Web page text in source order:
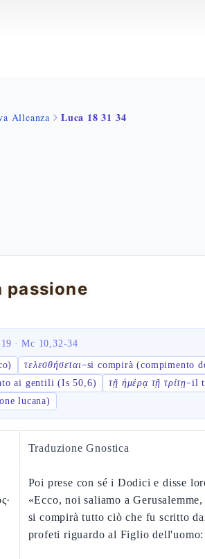
Alleanza Luca 18 31 34
passione
· Mc 10,32-34
τελεσθήσεται=si compirà (compimento
ai gentili (Is 50,6) τῇ ἡμέρᾳ τῇ τρίτῃ=il
lucana)
Traduzione Gnostica
Poi prese con sé i Dodici e disse
«Ecco, noi saliamo a Gerusalemme,
si compirà tutto ciò che fu scritto
profeti riguardo al Figlio dell'uomo: